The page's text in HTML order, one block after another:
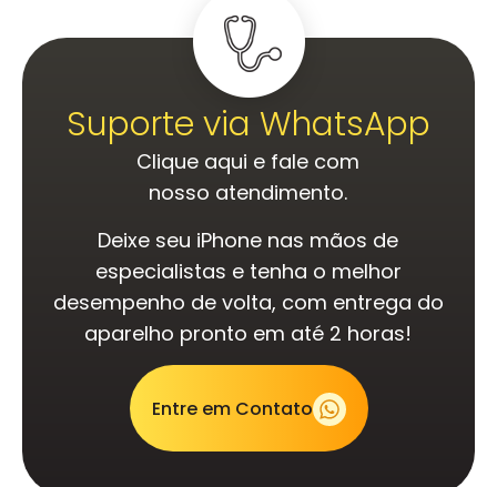
Suporte via WhatsApp
Clique aqui e fale com
nosso atendimento.
Deixe seu iPhone nas mãos de
especialistas e tenha o melhor
desempenho de volta, com entrega do
aparelho pronto em até 2 horas!
Entre em Contato